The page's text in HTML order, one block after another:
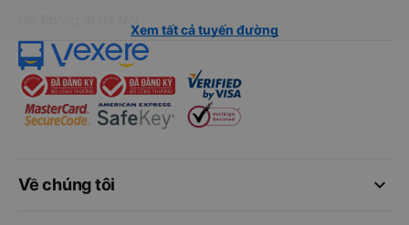
Xem tất cả tuyến đường
keyboard_arrow_down
Về chúng tôi